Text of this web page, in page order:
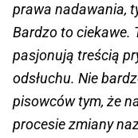
prawa nadawania,
Bardzo to ciekawe.
pasjonują treścią
odsłuchu. Nie
pisowców tym, że
procesie zmiany